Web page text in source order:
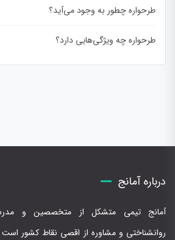
طرحواره چطور به وجود می‌آید؟
طرحواره چه ویژگی‌هایی دارد؟
درباره آمانج
آمانج تیمی متشکل از متخصصین و
روانشناختی و مشاوره از اقصی نقاط کشور